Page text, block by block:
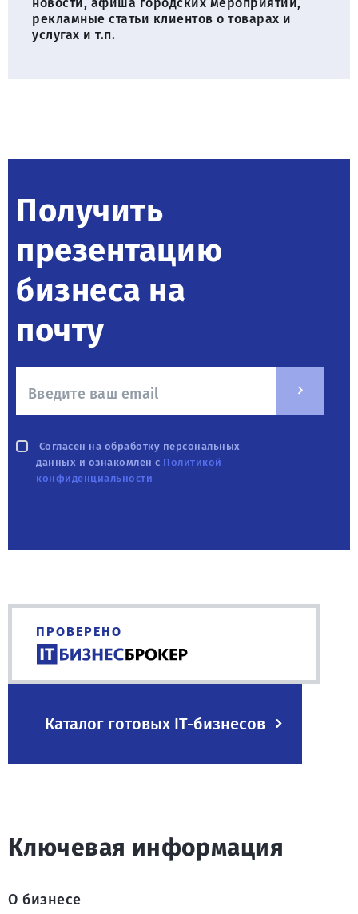
рекламные статьи клиентов о товарах и
услугах и т.п.
Получить
презентацию
бизнеса на
почту
Согласен на обработку персональных
данных и ознакомлен с Политикой
конфиденциальности
ПРОВЕРЕНО
Каталог готовых IT-бизнесов
Ключевая информация
О бизнесе